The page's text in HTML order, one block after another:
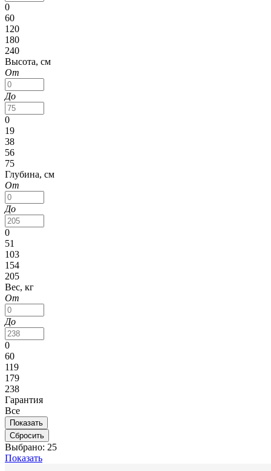
0
60
120
180
240
Высота, см
От
До
0
19
38
56
75
Глубина, см
От
До
0
51
103
154
205
Вес, кг
От
До
0
60
119
179
238
Гарантия
Все
Выбрано: 25
Показать